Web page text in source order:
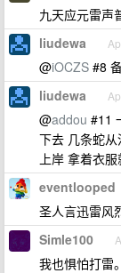
九天应元雷声
liudewa
@iOCZS #8
liudewa
@addou #11
下去 几条蛇
上岸 拿着衣
eventlooped
圣人言迅雷风
Simle100
我也惧怕打雷